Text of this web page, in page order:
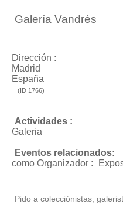
Galería Vandrés
Dirección :
Madrid
España
(ID 1766)
Actividades :
Galeria
Eventos relacionados:
como Organizador :
Pido a colecciónistas,